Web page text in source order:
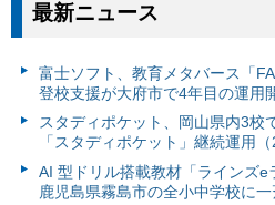
最新ニュース
富⼠ソフト、教育メタバース「
登校支援が大府市で4年目の運用
スタディポケット、岡山県内3校
「スタディポケット」継続運用（
AI 型ドリル搭載教材「ラインズe
鹿児島県霧島市の全小中学校に一